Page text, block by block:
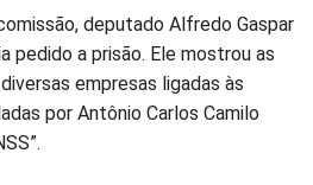
deputado Alfredo Gaspar
pedido a prisão. Ele mostrou as
empresas ligadas às
por Antônio Carlos Camilo